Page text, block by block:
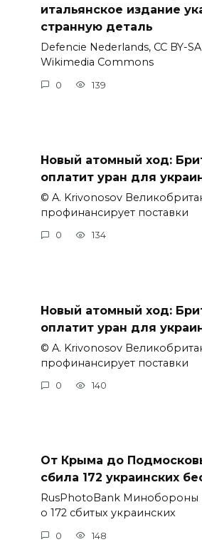
итальянское издание
странную деталь
Defencie Nederlands, CC BY-
Wikimedia Commons
0 139
Новый атомный ход:
оплатит уран для
© A. Krivonosov
профинансирует поставки
0 134
Новый атомный ход:
оплатит уран для
© A. Krivonosov
профинансирует поставки
0 140
От Крыма до
сбила 172 украинских
RusPhotoBank
о 172 сбитых украинских
0 148